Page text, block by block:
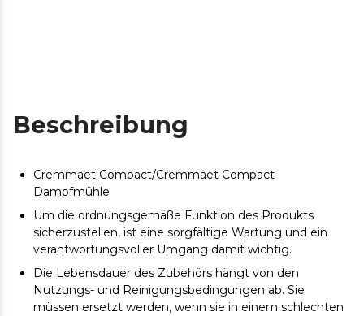
Beschreibung
Cremmaet Compact/Cremmaet Compact
Dampfmühle
Um die ordnungsgemäße Funktion des Produkts
sicherzustellen, ist eine sorgfältige Wartung und ein
verantwortungsvoller Umgang damit wichtig.
Die Lebensdauer des Zubehörs hängt von den
Nutzungs- und Reinigungsbedingungen ab. Sie
müssen ersetzt werden, wenn sie in einem schlechten